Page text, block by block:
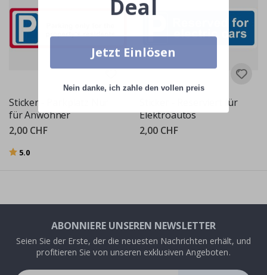
Sticker - Parkplatz Nur
für Anwohner
2,00 CHF
Bewertung:
5.0
Sticker - Reserviert für
Elektroautos
2,00 CHF
ABONNIERE UNSEREN NEWSLETTER
Seien Sie der Erste, der die neuesten Nachrichten erhält, und
profitieren Sie von unseren exklusiven Angeboten.
Deal
Jetzt Einlösen
Nein danke, ich zahle den vollen preis